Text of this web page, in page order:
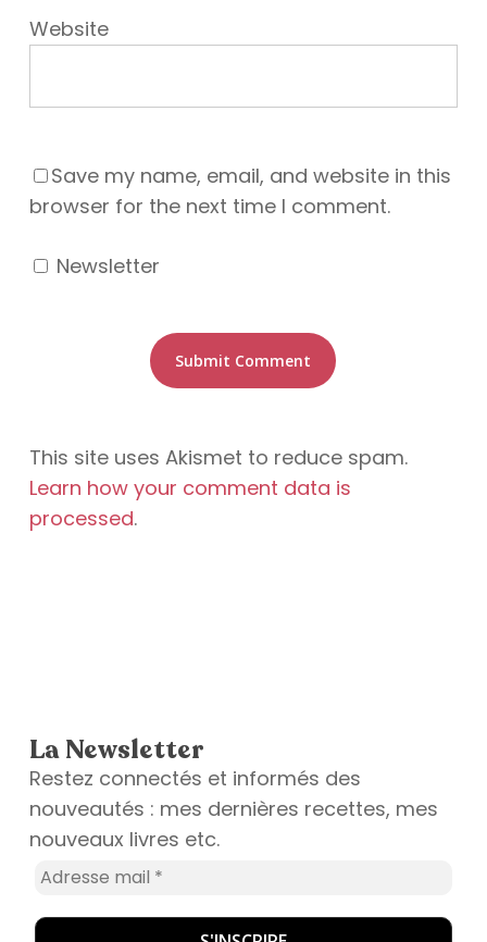
Website
Save my name, email, and website in this
browser for the next time I comment.
Newsletter
This site uses Akismet to reduce spam.
Learn how your comment data is
processed.
La Newsletter
Restez connectés et informés des
nouveautés : mes dernières recettes, mes
nouveaux livres etc.